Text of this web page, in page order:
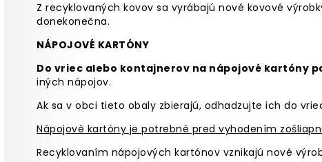
Z recyklovaných kovov sa vyrábajú nové kovové
donekonečna.
NÁPOJOVÉ KARTÓNY
Do vriec alebo kontajnerov na nápojové kartóny
iných nápojov.
Ak sa v obci tieto obaly zbierajú, odhadzujte ich do
Nápojové kartóny je potrebné pred vyhodením
Recyklovaním nápojových kartónov vznikajú nové